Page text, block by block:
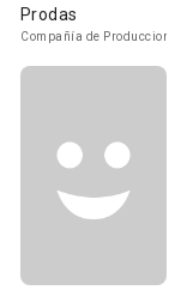
Prodas
Compañía de Produccion